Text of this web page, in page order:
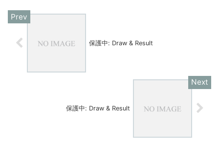
保護中: Draw & Result
保護中: Draw & Result